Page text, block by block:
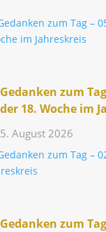
Gedanken zum
der 18. Woche im
5. August 2026
Gedanken zum